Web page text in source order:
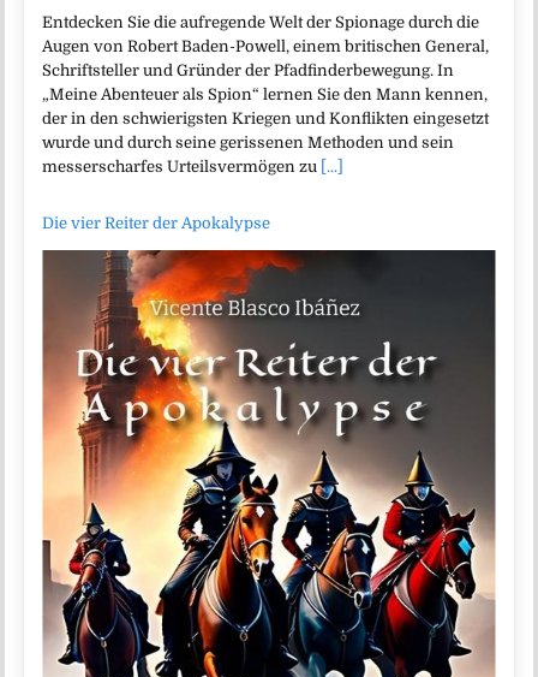
Entdecken Sie die aufregende Welt der Spionage durch die
Augen von Robert Baden-Powell, einem britischen General,
Schriftsteller und Gründer der Pfadfinderbewegung. In
„Meine Abenteuer als Spion“ lernen Sie den Mann kennen,
der in den schwierigsten Kriegen und Konflikten eingesetzt
wurde und durch seine gerissenen Methoden und sein
messerscharfes Urteilsvermögen zu [...]
Die vier Reiter der Apokalypse